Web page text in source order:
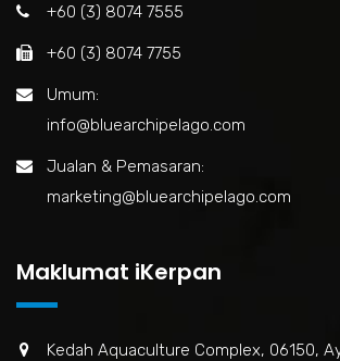
+60 (3) 8074 7555
+60 (3) 8074 7755
Umum:
info@bluearchipelago.com
Jualan & Pemasaran:
marketing@bluearchipelago.com
Maklumat iKerpan
Kedah Aquaculture Complex, 06150,